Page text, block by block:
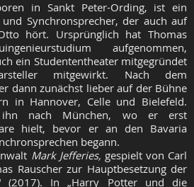
in Sankt Peter-Ording, ist ein
und Synchronsprecher, der auch auf
hört. Ursprünglich hat Thomas
aufgenommen,
ein Studententheater mitgegründet
mitgewirkt. Nach dem
dann zunächst lieber auf der Bühne
in Hannover, Celle und Bielefeld.
ihn nach München, wo er erst
hielt, bevor er an den Bavaria
begann.
Mark Jefferies, gespielt von Carl
Rauscher zur Hauptbesetzung der
(2017). In „Harry Potter und die